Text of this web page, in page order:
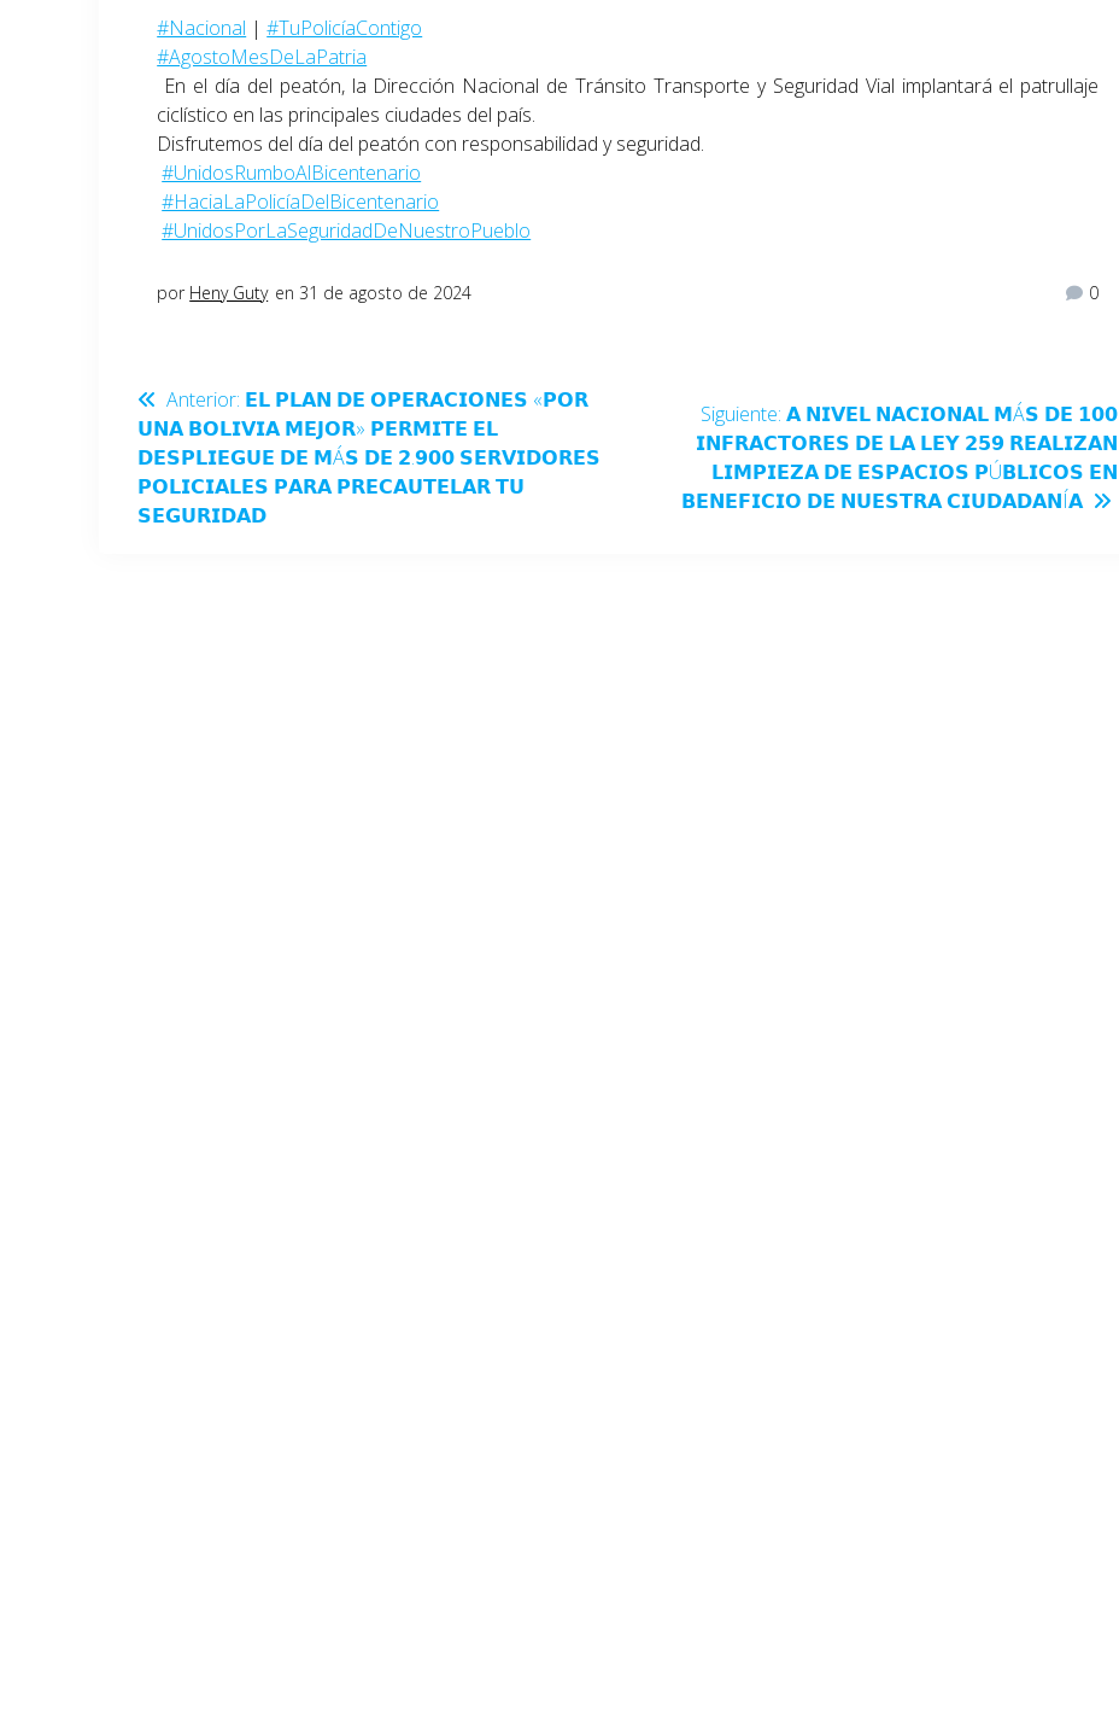
#Nacional |#TuPolicíaContigo
#AgostoMesDeLaPatria
En el día del peatón, la Dirección Nacional de Tránsito Transporte y Seguridad Vial implantará el patrullaje
ciclístico en las principales ciudades del país.
Disfrutemos del día del peatón con responsabilidad y seguridad.
#UnidosRumboAlBicentenario
#HaciaLaPolicíaDelBicentenario
#UnidosPorLaSeguridadDeNuestroPueblo
por Heny Guty en 31 de agosto de 2024 0
Anterior: 𝗘𝗟 𝗣𝗟𝗔𝗡 𝗗𝗘 𝗢𝗣𝗘𝗥𝗔𝗖𝗜𝗢𝗡𝗘𝗦 «𝗣𝗢𝗥
𝗨𝗡𝗔 𝗕𝗢𝗟𝗜𝗩𝗜𝗔 𝗠𝗘𝗝𝗢𝗥» 𝗣𝗘𝗥𝗠𝗜𝗧𝗘 𝗘𝗟
𝗗𝗘𝗦𝗣𝗟𝗜𝗘𝗚𝗨𝗘 𝗗𝗘 𝗠Á𝗦 𝗗𝗘 𝟮.𝟵𝟬𝟬 𝗦𝗘𝗥𝗩𝗜𝗗𝗢𝗥𝗘𝗦
𝗣𝗢𝗟𝗜𝗖𝗜𝗔𝗟𝗘𝗦 𝗣𝗔𝗥𝗔 𝗣𝗥𝗘𝗖𝗔𝗨𝗧𝗘𝗟𝗔𝗥 𝗧𝗨
𝗦𝗘𝗚𝗨𝗥𝗜𝗗𝗔𝗗
Siguiente: 𝗔 𝗡𝗜𝗩𝗘𝗟 𝗡𝗔𝗖𝗜𝗢𝗡𝗔𝗟 𝗠Á𝗦 𝗗𝗘 𝟭𝟬𝟬
𝗜𝗡𝗙𝗥𝗔𝗖𝗧𝗢𝗥𝗘𝗦 𝗗𝗘 𝗟𝗔 𝗟𝗘𝗬 𝟮𝟱𝟵 𝗥𝗘𝗔𝗟𝗜𝗭𝗔𝗡
𝗟𝗜𝗠𝗣𝗜𝗘𝗭𝗔 𝗗𝗘 𝗘𝗦𝗣𝗔𝗖𝗜𝗢𝗦 𝗣Ú𝗕𝗟𝗜𝗖𝗢𝗦 𝗘𝗡
𝗕𝗘𝗡𝗘𝗙𝗜𝗖𝗜𝗢 𝗗𝗘 𝗡𝗨𝗘𝗦𝗧𝗥𝗔 𝗖𝗜𝗨𝗗𝗔𝗗𝗔𝗡Í𝗔